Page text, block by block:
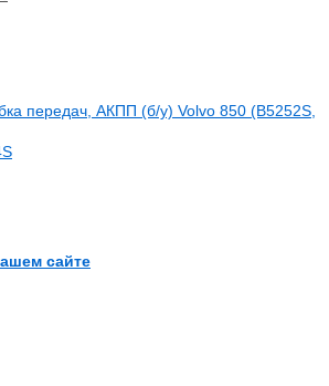
мин (bhp/rpm): 170/6100;
90.0;
передач, АКПП (б/у) Volvo 850 (B5252S,
сайте